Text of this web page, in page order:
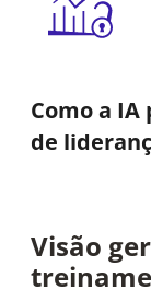
Como a
de
Visão